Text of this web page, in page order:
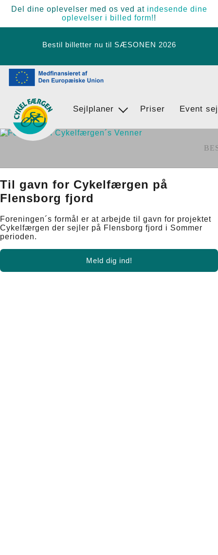
Del dine oplevelser med os ved at indesende dine
oplevelser i billed form!!
Bestil billetter nu til SÆSONEN 2026
Sejlplaner
Find vej
Egernsund - BrunsnÃ¦s -
Priser Event
Til gavn for Cykelfærgen på
Flensborg fjord
Foreningen´s formål er at arbejde til gavn for projektet
Cykelfærgen der sejler på Flensborg fjord i Sommer
perioden.
Meld dig ind!